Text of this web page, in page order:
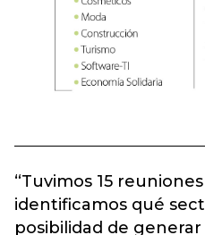
“Tuvimos 15
identificamos qué
posibilidad de